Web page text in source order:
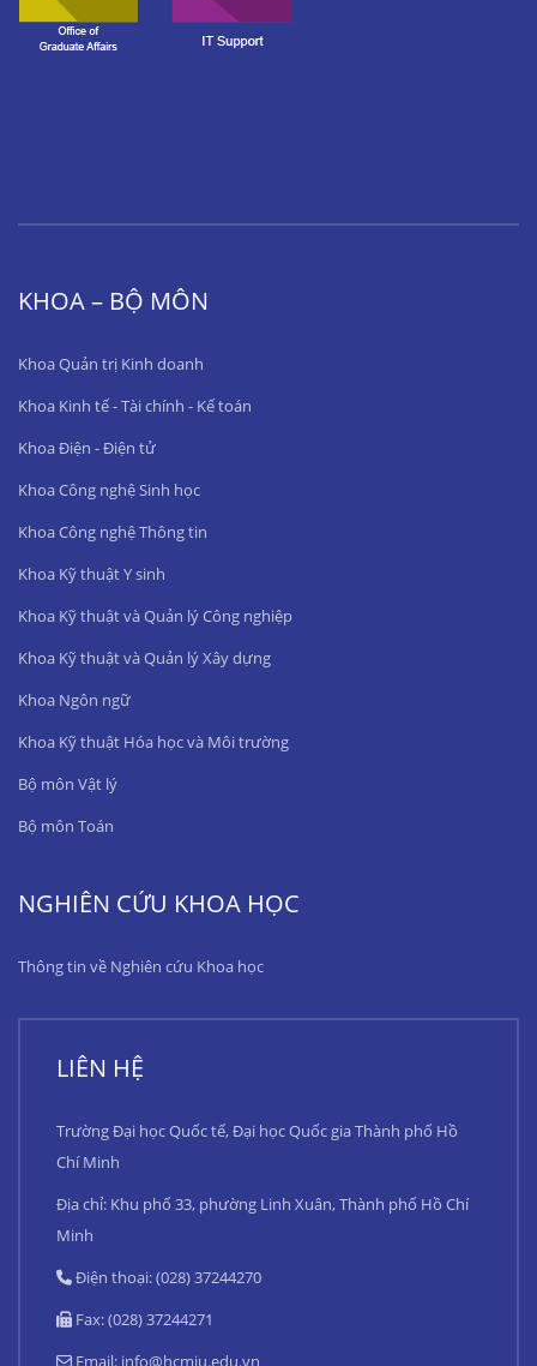
KHOA – BỘ MÔN
Khoa Quản trị Kinh doanh
Khoa Kinh tế - Tài chính - Kế toán
Khoa Điện - Điện tử
Khoa Công nghệ Sinh học
Khoa Công nghệ Thông tin
Khoa Kỹ thuật Y sinh
Khoa Kỹ thuật và Quản lý Công nghiệp
Khoa Kỹ thuật và Quản lý Xây dựng
Khoa Ngôn ngữ
Khoa Kỹ thuật Hóa học và Môi trường
Bộ môn Vật lý
Bộ môn Toán
NGHIÊN CỨU KHOA HỌC
Thông tin về Nghiên cứu Khoa học
LIÊN HỆ
Trường Đại học Quốc tế, Đại học Quốc gia Thành phố Hồ
Chí Minh
Địa chỉ: Khu phố 33, phường Linh Xuân, Thành phố Hồ Chí
Minh
Điện thoại: (028) 37244270
Fax: (028) 37244271
Email: info@hcmiu.edu.vn